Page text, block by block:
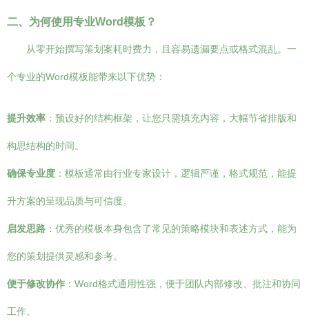
二、为何使用专业Word模板？
从零开始撰写策划案耗时费力，且容易遗漏要点或格式混乱。一
个专业的Word模板能带来以下优势：
提升效率 ：预设好的结构框架，让您只需填充内容，大幅节省排版和
构思结构的时间。
确保专业度 ：模板通常由行业专家设计，逻辑严谨，格式规范，能提
升方案的呈现品质与可信度。
启发思路 ：优秀的模板本身包含了常见的策略模块和表述方式，能为
您的策划提供灵感和参考。
便于修改协作 ：Word格式通用性强，便于团队内部修改、批注和协同
工作。